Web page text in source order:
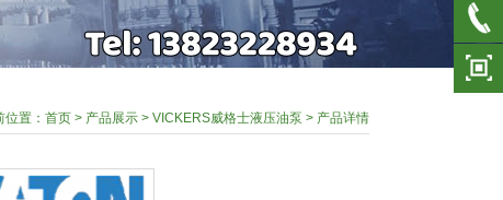
位置： 首页 > 产品展示 > VICKERS威格士液压油泵 > 产品详情